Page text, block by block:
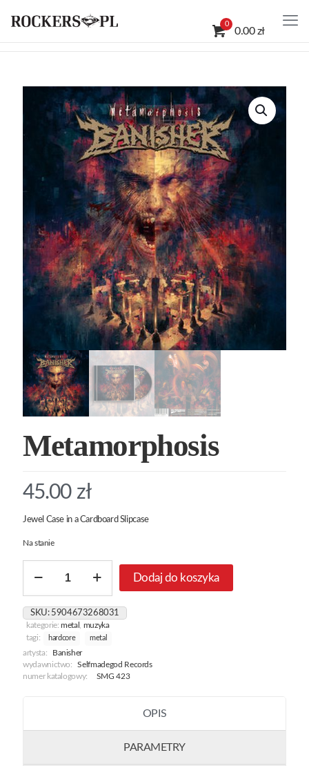
0
0.00 zł
Metamorphosis
45.00 zł
Jewel Case in a Cardboard Slipcase
Na stanie
Metamorphosis
Dodaj do koszyka
SKU: 5904673268031
kategorie:metal
muzyka
tagi:
hardcore metal
artysta:
Banisher
wydawnictwo:
Selfmadegod Records
numer katalogowy:
SMG 423
OPIS
PARAMETRY